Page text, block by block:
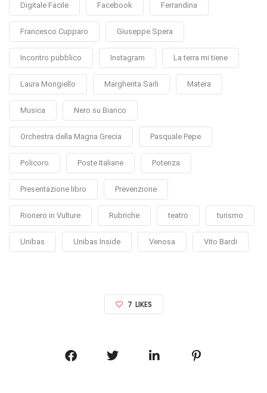
Digitale Facile Facebook Ferrandina
Francesco Cupparo Giuseppe Spera
Incontro pubblico Instagram La terra mi tiene
Laura Mongiello Margherita Sarli Matera
Musica Nero su Bianco
Orchestra della Magna Grecia Pasquale Pepe
Policoro Poste Italiane Potenza
Presentazione libro Prevenzione
Rionero in Vulture Rubriche teatro turismo
Unibas Unibas Inside Venosa Vito Bardi
7 LIKES